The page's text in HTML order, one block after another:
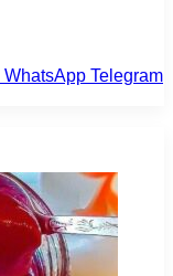
WhatsApp Telegram